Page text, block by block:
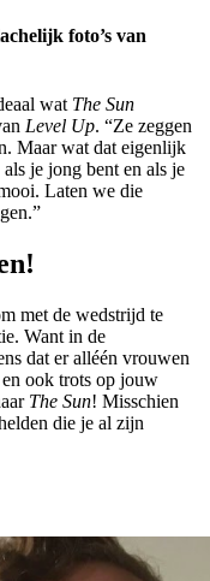
foto’s van
wat The Sun
Level Up. “Ze zeggen
Maar wat dat eigenlijk
je jong bent en als je
Laten we die
met de wedstrijd te
Want in de
dat er alléén vrouwen
ook trots op jouw
The Sun! Misschien
die je al zijn